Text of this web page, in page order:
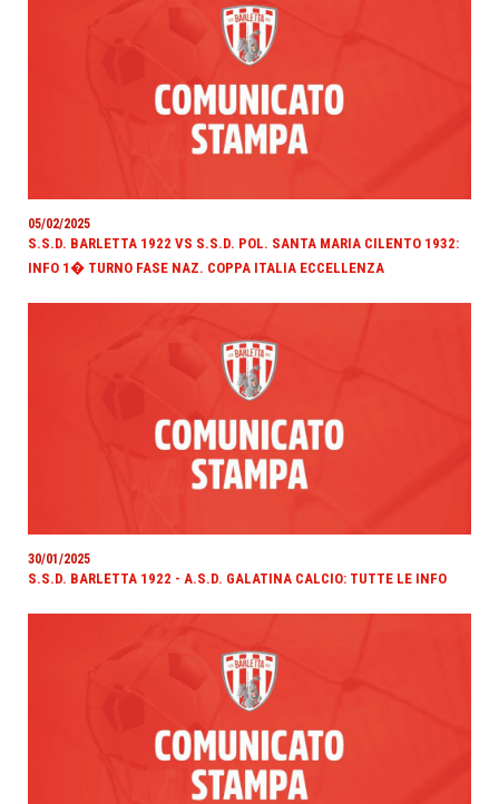
05/02/2025
S.S.D. BARLETTA 1922 VS S.S.D. POL. SANTA MARIA CILENTO 1932:
INFO 1� TURNO FASE NAZ. COPPA ITALIA ECCELLENZA
30/01/2025
S.S.D. BARLETTA 1922 - A.S.D. GALATINA CALCIO: TUTTE LE INFO